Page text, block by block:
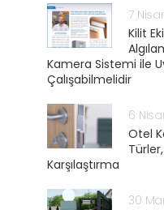
7
Kilit
Kamera Sistemi ile
Çalışabilmelidir
6
Otel
Karşılaştırma
30